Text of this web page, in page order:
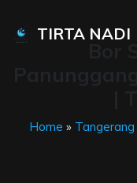
TIRTA NADI
Home » Tangerang